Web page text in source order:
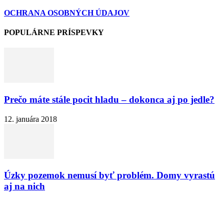
OCHRANA OSOBNÝCH ÚDAJOV
POPULÁRNE PRÍSPEVKY
Prečo máte stále pocit hladu – dokonca aj po jedle?
12. januára 2018
Úzky pozemok nemusí byť problém. Domy vyrastú
aj na nich